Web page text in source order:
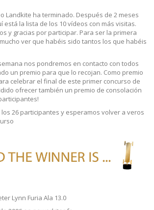
Landkite ha terminado. Después de 2 meses
está la lista de los 10 vídeos con más visitas.
y gracias por participar. Para ser la primera
ver que habéis sido tantos los que habéis
nos pondremos en contacto con todos
un premio para que lo recojan. Como premio
celebrar el final de este primer concurso de
ofrecer también un premio de consolación
26 participantes y esperamos volver a veros
Lynn Furia Ala 13.0